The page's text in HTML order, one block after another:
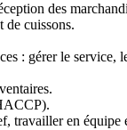
des
de cuissons.
: gérer le
travailler en